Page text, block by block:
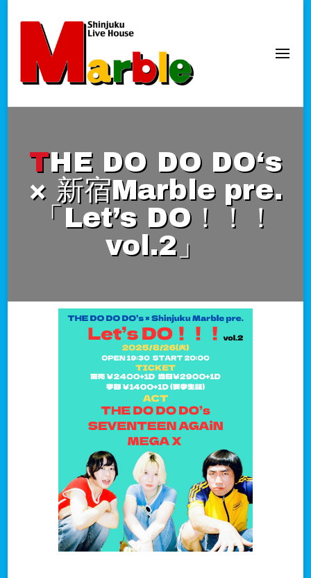
新宿Marble
official website
THE DO DO DO‘s
× 新宿Marble pre.
「Let’s DO！！！
vol.2」